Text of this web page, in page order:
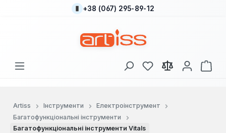
Перейти до основного вмісту
+38 (067) 295-89-12
У вас є 0 у списку
Artiss Інструменти
Електроінструмент
Багатофункціональні інструменти
Багатофункціональні інструменти Vitals